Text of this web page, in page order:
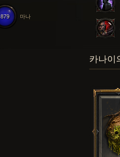
879 마나
카나이